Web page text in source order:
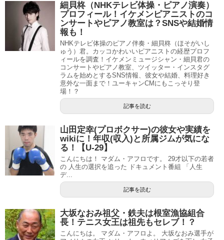
細貝柊（NHKテレビ体操・ピアノ演奏）
プロフィール！イケメンピアニストのコ
ンサートやピアノ教室は？SNSや結婚情
報も！
NHKテレビ体操のピアノ伴奏・細貝柊（ほそがいし
ゅう）君。カッコかわいいピアニストの経歴プロフ
ィールを調査！イケメンミュージシャン・細貝君の
コンサートやピアノ教室、ツイッター・インスタグ
ラムを始めとするSNS情報、彼女や結婚、料理好き
意外な一面まで！ユーキャンCMにもこっそり登
場！？
記事を読む
山田定幸(プロボクサー)の彼女や実績を
wikiに！年収(収入)と所属ジムが気にな
る！【U-29】
こんにちは！ マダム・アフロです。 29才以下の若者
の 人生の選択を追った ドキュメント番組 「人生
デ...
記事を読む
大坂なおみ祖父・鉄夫は根室漁協組合
長！テニス女王は祖先もセレブ！？
こんにちは。 マダム・アフロよ。 大坂なおみ選手が